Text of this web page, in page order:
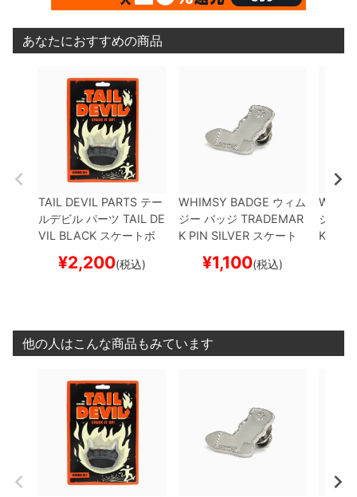
あなたにおすすめの商品
TAIL DEVIL PARTS テー
ルデビル パーツ TAIL DE
VIL BLACK スケートボ
¥2,200(税込)
WHIMSY BADGE ウィム
ジー バッジ TRADEMAR
K PIN SILVER スケート
¥1,100(税込)
ジー
K PIN
他の人はこんな商品もみています